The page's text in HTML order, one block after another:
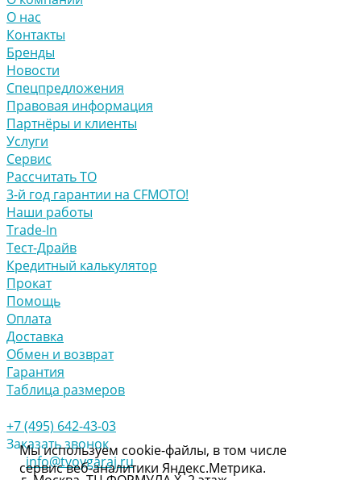
О нас
Контакты
Бренды
Новости
Спецпредложения
Правовая информация
Партнёры и клиенты
Услуги
Сервис
Рассчитать ТО
3-й год гарантии на CFMOTO!
Наши работы
Trade-In
Тест-Драйв
Кредитный калькулятор
Прокат
Помощь
Оплата
Доставка
Обмен и возврат
Гарантия
Таблица размеров
+7 (495) 642-43-03
Заказать звонок
info@tvoygaraj.ru
Мы используем cookie-файлы, в том числе
сервис веб-аналитики Яндекс.Метрика.